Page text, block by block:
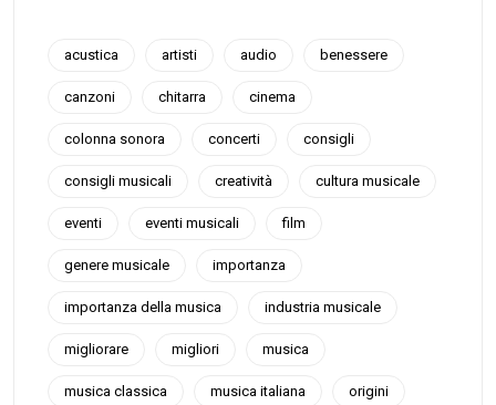
acustica artisti audio benessere
canzoni chitarra cinema
colonna sonora concerti consigli
consigli musicali creatività cultura musicale
eventi eventi musicali film
genere musicale importanza
importanza della musica industria musicale
migliorare migliori musica
musica classica musica italiana origini